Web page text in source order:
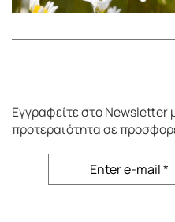
Εγγραφείτε στοNewsletter
προτεραιότητα σε